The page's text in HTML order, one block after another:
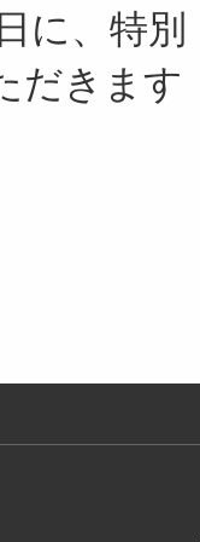
に、特別
だきます